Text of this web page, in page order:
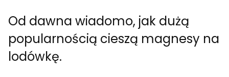
Od dawna wiadomo, jak dużą
popularnością cieszą magnesy na
lodówkę.